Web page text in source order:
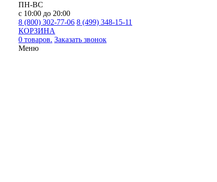
ПН-ВС
с 10:00 до 20:00
8 (800) 302-77-06 8 (499) 348-15-11
КОРЗИНА
0 товаров. Заказать звонок
Меню